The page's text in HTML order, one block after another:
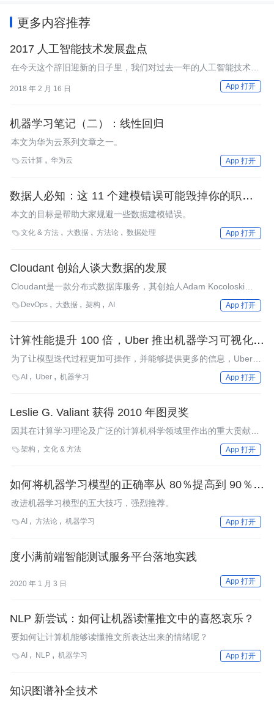
更多内容推荐
2017 人工智能技术发展盘点
在今天这个辞旧迎新的日子里，我们对过去一年的人工智能技术发
2018 年 2 月 16 日 App 打开
机器学习笔记（二）：线性回归
本文为华为云系列文章之一。
云计算 华为云 App 打开
数据人必知：这 11 个建模错误可能毁掉你的职业前
途
本文的目标是帮助大家规避一些数据建模错误。
文化 & 方法 大数据 方法论 数据处理 App 打开
Cloudant 创始人谈大数据的发展
Cloudant是一款分布式数据库服务，其创始人Adam Kocoloski最
近就大数据相关话题接受了媒体采访，他认为“我们生产大数据的
能力将超越存储大数据的能力。我预言在不久的将来，你将看到大
 DevOps 大数据 架构 AI App 打开
计算性能提升 100 倍，Uber 推出机器学习可视化调
试工具
为了让模型迭代过程更加可操作，并能够提供更多的信息，Uber
开发了一个用于机器学习性能诊断和模型调试的可视化工具——
AI Uber 机器学习 App 打开
Leslie G. Valiant 获得 2010 年图灵奖
因其在计算学习理论及广泛的计算机科学领域里作出的重大贡献，
Leslie G. Valiant获得2010年ACM图灵奖。
架构 文化 & 方法 App 打开
如何将机器学习模型的正确率从 80％提高到 90％以
上
改进机器学习模型的五大技巧，强烈推荐。
AI 方法论 机器学习 App 打开
度小满前端智能测试服务平台落地实践
2020 年 1 月 3 日 App 打开
NLP 新尝试：如何让机器读懂推文中的喜怒哀乐？
要如何让计算机能够读懂推文所表达出来的情绪呢？
AI NLP 机器学习 App 打开
知识图谱补全技术